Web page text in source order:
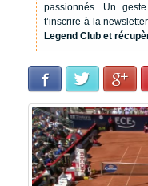
passionnés. Un
t’inscrire à la
Legend Club et
Facebook Twitter